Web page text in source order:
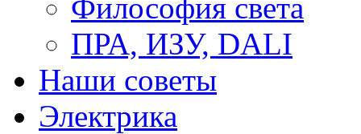
Философия света
ПРА, ИЗУ, DALI
Наши советы
Электрика